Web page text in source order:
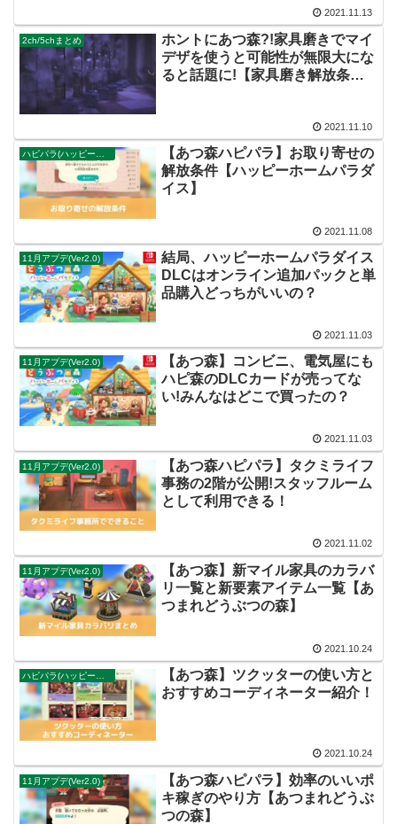
2021.11.13
2ch/5chまとめ
ホントにあつ森?!家具磨きでマイ
デザを使うと可能性が無限大にな
ると話題に!【家具磨き解放条
2021.11.10
【あつ森ハピパラ】お取り寄せの
解放条件【ハッピーホームパラダ
イス】
2021.11.08
11月アプデ(Ver2.0)
結局、ハッピーホームパラダイス
DLCはオンライン追加パックと単
品購入どっちがいいの？
2021.11.03
11月アプデ(Ver2.0)
【あつ森】コンビニ、電気屋にも
ハピ森のDLCカードが売ってな
い!みんなはどこで買ったの？
2021.11.03
11月アプデ(Ver2.0)
【あつ森ハピパラ】タクミライフ
事務の2階が公開!スタッフルーム
として利用できる！
2021.11.02
11月アプデ(Ver2.0)
【あつ森】新マイル家具のカラバ
リ一覧と新要素アイテム一覧【あ
つまれどうぶつの森】
2021.10.24
【あつ森】ツクッターの使い方と
おすすめコーディネーター紹介！
2021.10.24
11月アプデ(Ver2.0)
【あつ森ハピパラ】効率のいいポ
キ稼ぎのやり方【あつまれどうぶ
つの森】